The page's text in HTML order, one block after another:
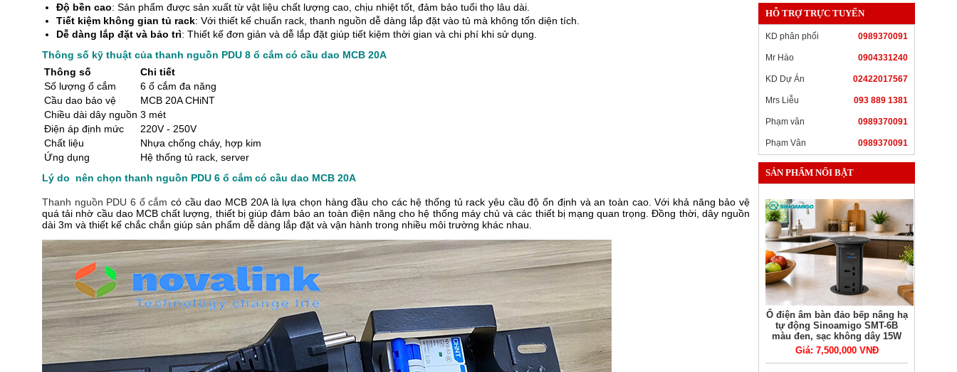
Độ bền cao: Sản phẩm được sản xuất từ vật liệu chất lượng cao, chịu nhiệt tốt, đảm bảo tuổi thọ lâu dài.
Tiết kiệm không gian tủ rack: Với thiết kế chuẩn rack, thanh nguồn dễ dàng lắp đặt vào tủ mà không tốn diện tích.
Dễ dàng lắp đặt và bảo trì: Thiết kế đơn giản và dễ lắp đặt giúp tiết kiệm thời gian và chi phí khi sử dụng.
Thông số kỹ thuật của thanh nguồn PDU 8 ổ cắm có cầu dao MCB 20A
Thông số
Chi tiết
Số lượng ổ cắm
6 ổ cắm đa năng
Cầu dao bảo vệ
MCB 20A CHiNT
Chiều dài dây nguồn 3 mét
Điện áp định mức
220V - 250V
Chất liệu
Nhựa chống cháy, hợp kim
Ứng dụng
Hệ thống tủ rack, server
Lý do nên chọn thanh nguồn PDU 6 ổ cắm có cầu dao MCB 20A
Thanh nguồn PDU 6 ổ cắm có cầu dao MCB 20A là lựa chọn hàng đầu cho các hệ thống tủ rack yêu cầu độ ổn định và an toàn cao. Với khả năng bảo vệ
quá tải nhờ cầu dao MCB chất lượng, thiết bị giúp đảm bảo an toàn điện năng cho hệ thống máy chủ và các thiết bị mạng quan trọng. Đồng thời, dây nguồn
dài 3m và thiết kế chắc chắn giúp sản phẩm dễ dàng lắp đặt và vận hành trong nhiều môi trường khác nhau.
HỖ TRỢ TRỰC TUYẾN
0989370091
KD phân phối
0904331240
Mr Hào
02422017567
KD Dự Án
093 889 1381
Mrs Liễu
0989370091
Phạm vân
0989370091
Phạm Vân
SẢN PHẨM NỔI BẬT
Ổ điện âm bàn đảo bếp nâng hạ
tự động Sinoamigo SMT-6B
màu đen, sạc không dây 15W
Giá: 7,500,000 VNĐ